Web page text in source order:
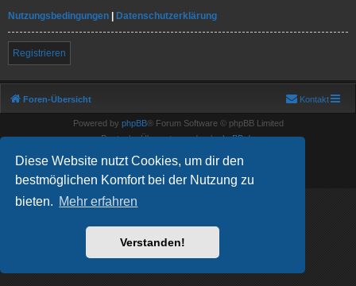
Diese Website nutzt Cookies, um dir den
bestmöglichen Komfort bei der Nutzung zu
bieten. Mehr erfahren
Verstanden!
Nutzungsbedingungen | Datenschutzerklärung
Registrieren
Foren-Übersicht Kontakt
Powered by phpBB® Forum Software © phpBB Limited
Deutsche Übersetzung durchphpBB.de
Show Registration Code
Datenschutz Nutzungsbedingungen